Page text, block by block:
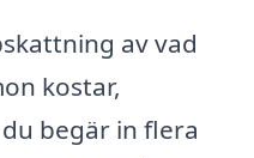
av vad
kostar,
begär in flera